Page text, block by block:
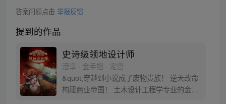
答案问题点击 举报反馈
提到的作品
史诗级领地设计师
漫享 · 金手指 · 宠兽
&quot;穿越到小说成了废物贵族！ 逆天改命
构建商业帝国！ 土木设计工程学专业的金修